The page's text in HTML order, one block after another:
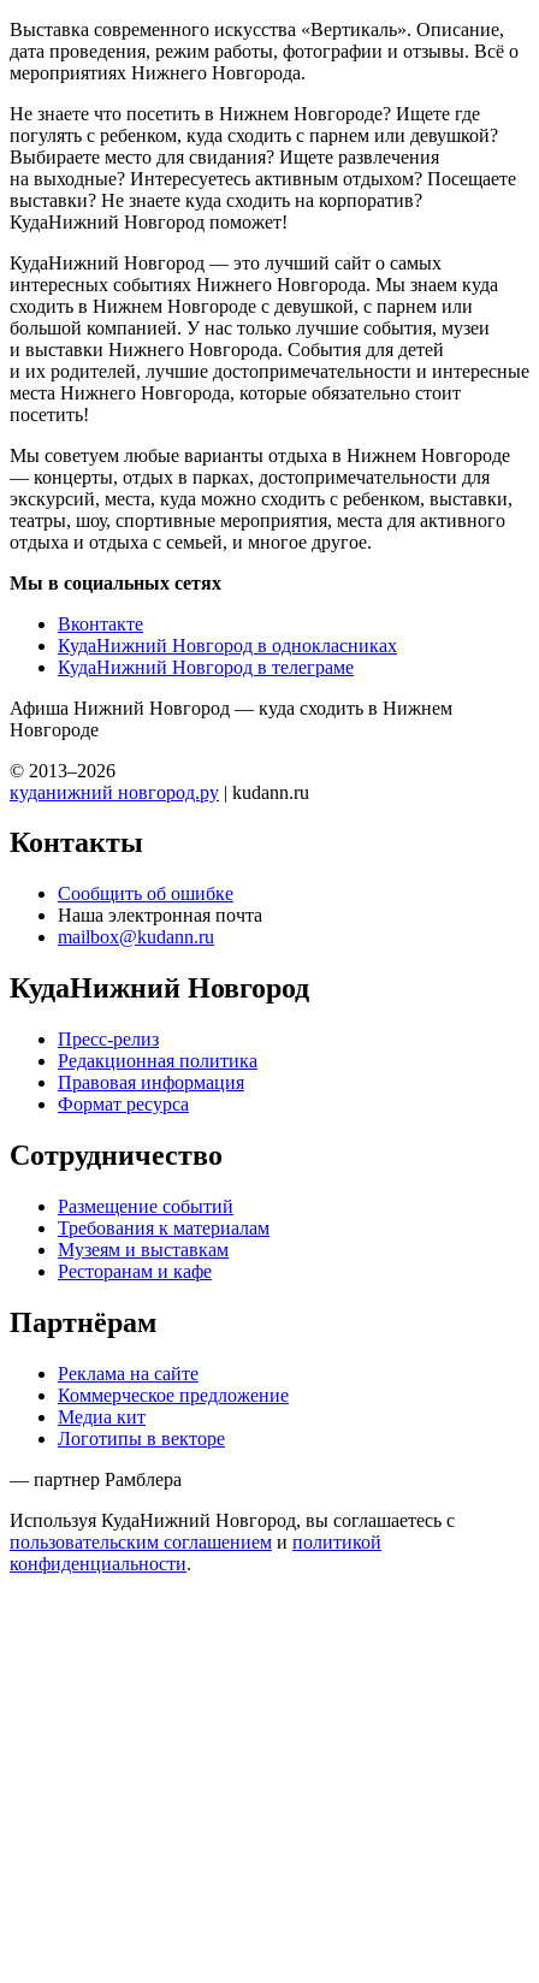
Выставка современного искусства «Вертикаль». Описание,
дата проведения, режим работы, фотографии и отзывы. Всё о
мероприятиях Нижнего Новгорода.
Не знаете что посетить в Нижнем Новгороде? Ищете где
погулять с ребенком, куда сходить с парнем или девушкой?
Выбираете место для свидания? Ищете развлечения
на выходные? Интересуетесь активным отдыхом? Посещаете
выставки? Не знаете куда сходить на корпоратив?
КудаНижний Новгород поможет!
КудаНижний Новгород — это лучший сайт о самых
интересных событиях Нижнего Новгорода. Мы знаем куда
сходить в Нижнем Новгороде с девушкой, с парнем или
большой компанией. У нас только лучшие события, музеи
и выставки Нижнего Новгорода. События для детей
и их родителей, лучшие достопримечательности и интересные
места Нижнего Новгорода, которые обязательно стоит
посетить!
Мы советуем любые варианты отдыха в Нижнем Новгороде
— концерты, отдых в парках, достопримечательности для
экскурсий, места, куда можно сходить с ребенком, выставки,
театры, шоу, спортивные мероприятия, места для активного
отдыха и отдыха с семьей, и многое другое.
Мы в социальных сетях
Вконтакте
КудаНижний Новгород в однокласниках
КудаНижний Новгород в телеграме
Афиша Нижний Новгород — куда сходить в Нижнем
Новгороде
© 2013–2026
куданижний новгород.ру | kudann.ru
Контакты
Сообщить об ошибке
Наша электронная почта
mailbox@kudann.ru
КудаНижний Новгород
Пресс-релиз
Редакционная политика
Правовая информация
Формат ресурса
Сотрудничество
Размещение событий
Требования к материалам
Музеям и выставкам
Ресторанам и кафе
Партнёрам
Реклама на сайте
Коммерческое предложение
Медиа кит
Логотипы в векторе
— партнер Рамблера
Используя КудаНижний Новгород, вы соглашаетесь с
пользовательским соглашением и политикой
конфиденциальности.